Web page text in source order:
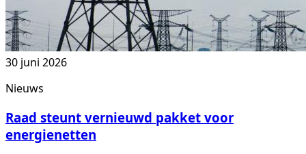
30 juni 2026
Nieuws
Raad steunt vernieuwd pakket voor
energienetten